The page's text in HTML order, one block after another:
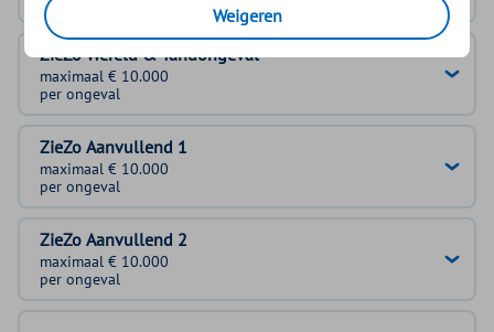
ZieZo Wereld & Tandongeval
maximaal € 10.000
per ongeval
ZieZo Aanvullend 1
maximaal € 10.000
per ongeval
ZieZo Aanvullend 2
maximaal € 10.000
per ongeval
Weigeren